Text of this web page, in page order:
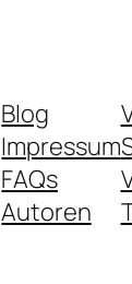
Blog
Impressum
FAQs
Autoren